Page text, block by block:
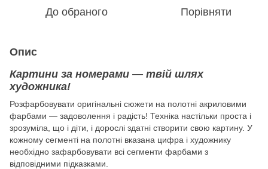
До обраного Порівняти
Опис
Картини за номерами — твій шлях
художника!
Розфарбовувати оригінальні сюжети на полотні акриловими
фарбами — задоволення і радість! Техніка настільки проста і
зрозуміла, що і діти, і дорослі здатні створити свою картину. У
кожному сегменті на полотні вказана цифра і художнику
необхідно зафарбовувати всі сегменти фарбами з
відповідними підказками.